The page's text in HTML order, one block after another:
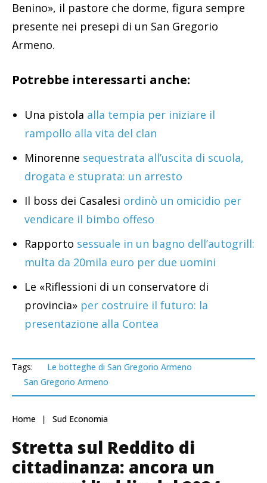
Benino», il pastore che dorme, figura sempre
presente nei presepi di un San Gregorio
Armeno.
Potrebbe interessarti anche:
Una pistola alla tempia per iniziare il
rampollo alla vita del clan
Minorenne sequestrata all’uscita di scuola,
drogata e stuprata: un arresto
Il boss dei Casalesi ordinò un omicidio per
vendicare il bimbo offeso
Rapporto sessuale in un bagno dell’autogrill:
multa da 20mila euro per due uomini
Le «Riflessioni di un conservatore di
provincia» per costruire il futuro: la
presentazione alla Contea
Tags:
Le botteghe di San Gregorio Armeno
San Gregorio Armeno
Home Sud Economia
Stretta sul Reddito di
cittadinanza: ancora un